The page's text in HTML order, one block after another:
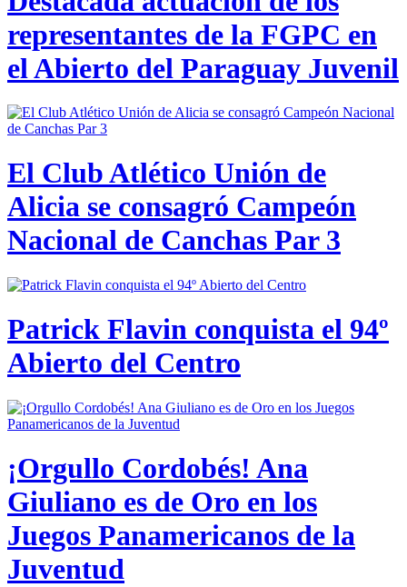
representantes de la FGPC en
el Abierto del Paraguay Juvenil
El Club Atlético Unión de
Alicia se consagró Campeón
Nacional de Canchas Par 3
Patrick Flavin conquista el 94º
Abierto del Centro
¡Orgullo Cordobés! Ana
Giuliano es de Oro en los
Juegos Panamericanos de la
Juventud